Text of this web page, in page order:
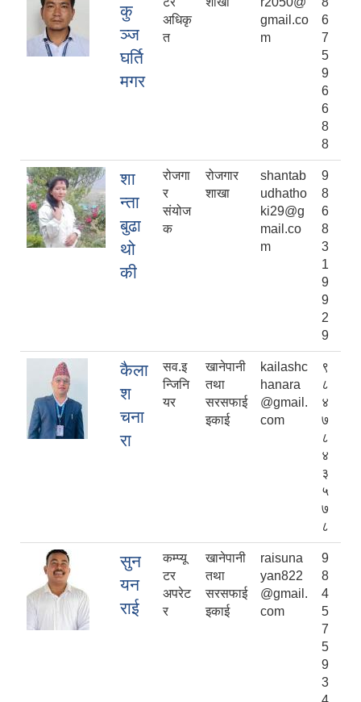
कु
ञ्ज
घर्ति
मगर
अधिकृ
त
gmail.co
m
6
7
5
9
6
6
8
8
शा
न्ता
बुढा
थो
की
रोजगा
र
संयोज
क
रोजगार
शाखा
shantab
udhatho
ki29@g
mail.co
m
9
8
6
8
3
1
9
9
2
9
कैला
श
चना
रा
सव.इ
न्जिनि
यर
खानेपानी
तथा
सरसफाई
इकाई
kailashc
hanara
@gmail.
com
९
८
४
७
८
४
३
५
७
८
सुन
यन
राई
कम्प्यू
टर
अपरेट
र
खानेपानी
तथा
सरसफाई
इकाई
raisuna
yan822
@gmail.
com
9
8
4
5
7
5
9
3